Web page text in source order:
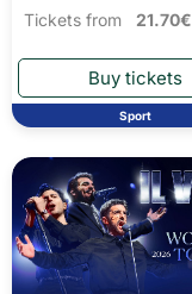
Tickets from 21.70€
Sport